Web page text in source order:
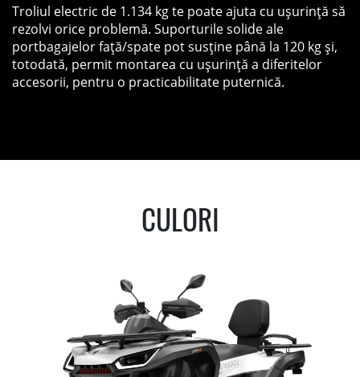
Troliul electric de 1.134 kg te poate ajuta cu ușurință să
rezolvi orice problemă. Suporturile solide ale
portbagajelor față/spate pot susține până la 120 kg și,
totodată, permit montarea cu ușurință a diferitelor
accesorii, pentru o practicabilitate puternică.
CULORI